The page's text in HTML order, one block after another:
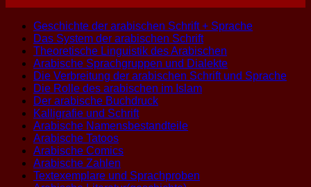
Geschichte der arabischen Schrift + Sprache
Das System der arabischen Schrift
Theoretische Linguistik des Arabischen
Arabische Sprachgruppen und Dialekte
Die Verbreitung der arabischen Schrift und Sprache
Die Rolle des arabischen im Islam
Der arabische Buchdruck
Kalligrafie und Schrift
Arabische Namensbestandteile
Arabische Tatoos
Arabische Comics
Arabische Zahlen
Textexemplare und Sprachproben